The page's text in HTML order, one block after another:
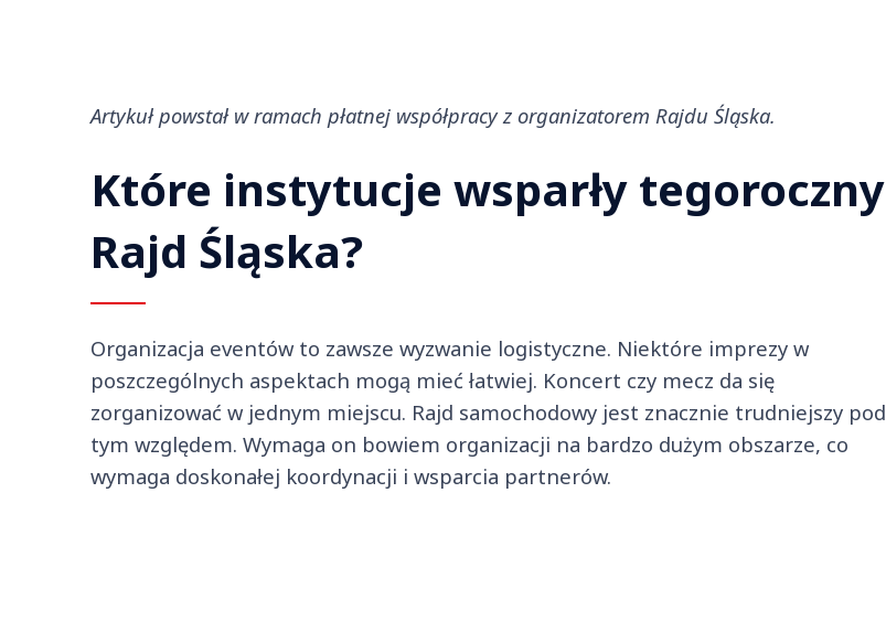
Artykuł powstał w ramach płatnej współpracy z organizatorem Rajdu Śląska.
Które instytucje wsparły tegoroczny
Rajd Śląska?
Organizacja eventów to zawsze wyzwanie logistyczne. Niektóre imprezy w
poszczególnych aspektach mogą mieć łatwiej. Koncert czy mecz da się
zorganizować w jednym miejscu. Rajd samochodowy jest znacznie trudniejszy pod
tym względem. Wymaga on bowiem organizacji na bardzo dużym obszarze, co
wymaga doskonałej koordynacji i wsparcia partnerów.